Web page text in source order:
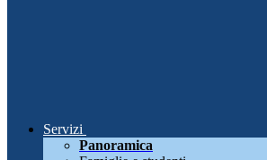
Servizi
Panoramica